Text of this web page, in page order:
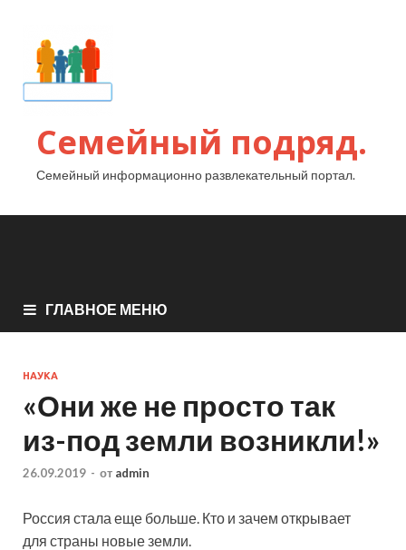
Семейный подряд.
Семейный информационно развлекательный портал.
ГЛАВНОЕ МЕНЮ
НАУКА
«Они же не просто так
из-под земли возникли!»
26.09.2019 - от admin
Россия стала еще больше. Кто и зачем открывает
для страны новые земли.